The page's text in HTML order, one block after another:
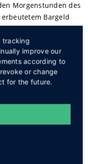
Morgenstunden des
Bargeld
tracking
improve our
according to
or change
for the future.